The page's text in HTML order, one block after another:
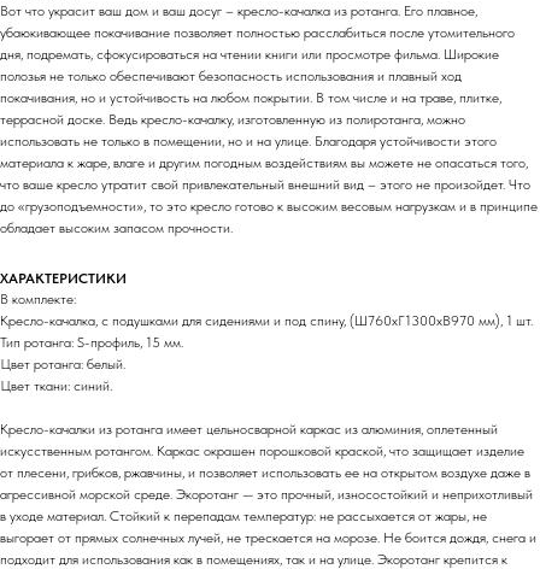
Вот что украсит ваш дом и ваш досуг – кресло-качалка из ротанга. Его плавное,
убаюкивающее покачивание позволяет полностью расслабиться после утомительного
дня, подремать, сфокусироваться на чтении книги или просмотре фильма. Широкие
полозья не только обеспечивают безопасность использования и плавный ход
покачивания, но и устойчивость на любом покрытии. В том числе и на траве, плитке,
террасной доске. Ведь кресло-качалку, изготовленную из полиротанга, можно
использовать не только в помещении, но и на улице. Благодаря устойчивости этого
материала к жаре, влаге и другим погодным воздействиям вы можете не опасаться того,
что ваше кресло утратит свой привлекательный внешний вид – этого не произойдет. Что
до «грузоподъемности», то это кресло готово к высоким весовым нагрузкам и в принципе
обладает высоким запасом прочности.
ХАРАКТЕРИСТИКИ
В комплекте:
Кресло-качалка, с подушками для сидениями и под спину, (Ш760хГ1300хВ970 мм), 1 шт.
Тип ротанга: S-профиль, 15 мм.
Цвет ротанга: белый.
Цвет ткани: синий.
Кресло-качалки из ротанга имеет цельносварной каркас из алюминия, оплетенный
искусственным ротангом. Каркас окрашен порошковой краской, что защищает изделие
от плесени, грибков, ржавчины, и позволяет использовать ее на открытом воздухе даже в
агрессивной морской среде. Экоротанг — это прочный, износостойкий и неприхотливый
в уходе материал. Стойкий к перепадам температур: не рассыхается от жары, не
выгорает от прямых солнечных лучей, не трескается на морозе. Не боится дождя, снега и
подходит для использования как в помещениях, так и на улице. Экоротанг крепится к